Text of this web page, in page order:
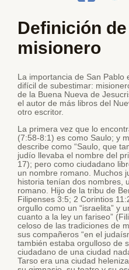
Definición
misionero
La importancia de San Pablo
difícil de subestimar:
de la Buena Nueva de
el autor de más libros del
otro escritor.
La primera vez que lo
(7:58-8:1) es como Saulo; y
describe como “Saulo, que
judío llevaba el nombre del
17); pero como ciudadano
un nombre romano. Muchos
historia tenían dos nombres,
romano. Hijo de la tribu de
Filipenses 3:5; 2 Corintios
orgullo como un “israelita” y
cuanto a la ley un fariseo”
celoso de las tradiciones de
sus compañeros “en el
también estaba orgulloso de
ciudadano de una ciudad
Tarso era una ciudad